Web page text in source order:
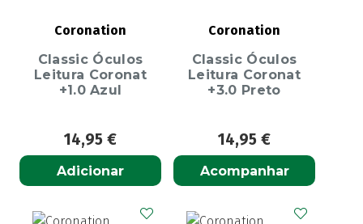
Coronation
Classic Óculos
Leitura Coronat
+1.0 Azul
14,95 €
Adicionar
Coronation
Classic Óculos
Leitura Coronat
+3.0 Preto
14,95 €
Acompanhar